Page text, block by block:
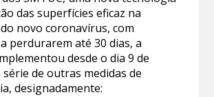
das superfícies eficaz na
novo coronavírus, com
perdurarem até 30 dias, a
desde o dia 9 de
de outras medidas de
designadamente: